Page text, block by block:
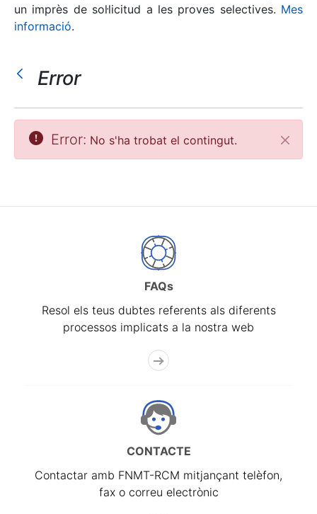
Mostra/Amaga
Mostra/Amaga
un imprès de sol·licitud a les proves selectives. Mes
informació.
Error
Tanca
Error: No s'ha trobat el contingut.
FAQs
Resol els teus dubtes referents als diferents
processos implicats a la nostra web
CONTACTE
Contactar amb FNMT-RCM mitjançant telèfon,
fax o correu electrònic